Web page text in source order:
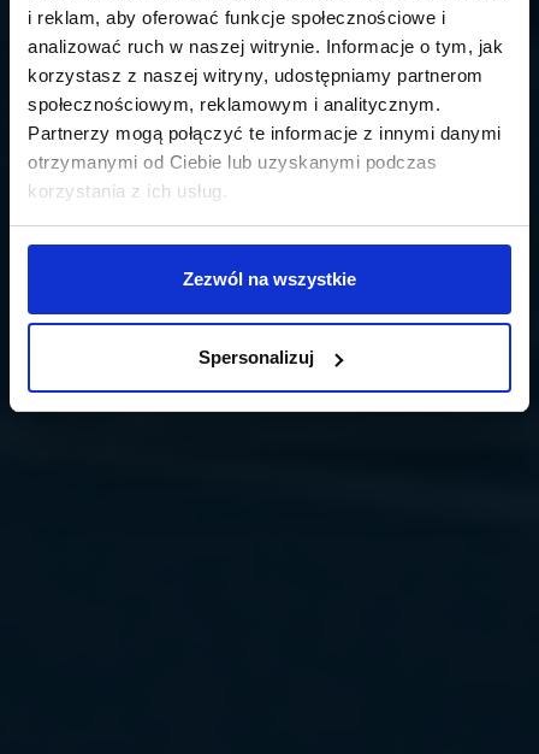
i reklam, aby oferować funkcje społecznościowe i
analizować ruch w naszej witrynie. Informacje o tym, jak
korzystasz z naszej witryny, udostępniamy partnerom
społecznościowym, reklamowym i analitycznym.
Partnerzy mogą połączyć te informacje z innymi danymi
otrzymanymi od Ciebie lub uzyskanymi podczas
korzystania z ich usług.
Zezwól na wszystkie
Spersonalizuj